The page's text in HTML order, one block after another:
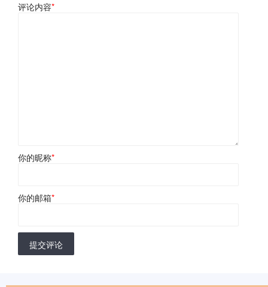
评论内容*
你的昵称*
你的邮箱*
提交评论